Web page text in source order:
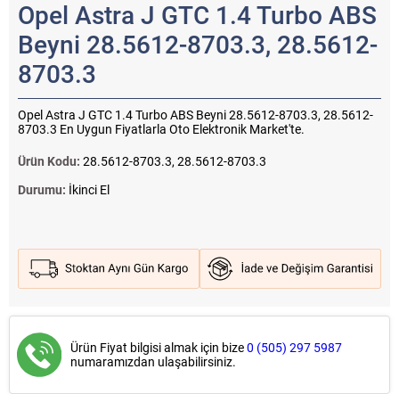
Opel Astra J GTC 1.4 Turbo ABS
Beyni 28.5612-8703.3, 28.5612-
8703.3
Opel Astra J GTC 1.4 Turbo ABS Beyni 28.5612-8703.3, 28.5612-
8703.3 En Uygun Fiyatlarla Oto Elektronik Market'te.
Ürün Kodu: 28.5612-8703.3, 28.5612-8703.3
Durumu: İkinci El
Ürün Fiyat bilgisi almak için bize0 (505) 297 5987
numaramızdan ulaşabilirsiniz.